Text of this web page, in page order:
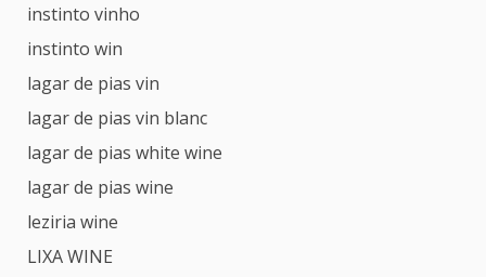
instinto vinho
instinto win
lagar de pias vin
lagar de pias vin blanc
lagar de pias white wine
lagar de pias wine
leziria wine
LIXA WINE